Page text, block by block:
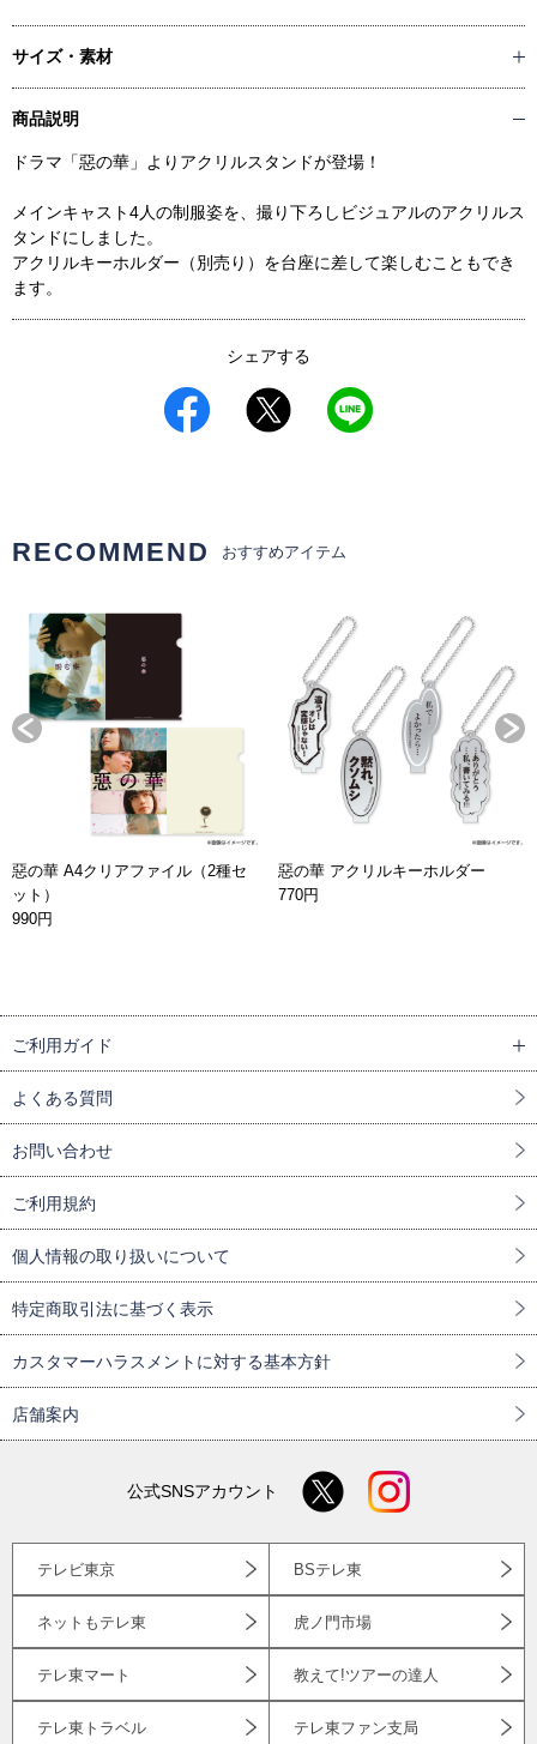
サイズ・素材
商品説明
ドラマ「惡の華」よりアクリルスタンドが登場！
メインキャスト4人の制服姿を、撮り下ろしビジュアルのアクリルス
タンドにしました。
アクリルキーホルダー（別売り）を台座に差して楽しむこともでき
ます。
シェアする
RECOMMEND おすすめアイテム
惡の華 A4クリアファイル（2種セ
ット）
990円
惡の華 アクリルキーホルダー
770円
ご利用ガイド
よくある質問
お問い合わせ
ご利用規約
個人情報の取り扱いについて
特定商取引法に基づく表示
カスタマーハラスメントに対する基本方針
店舗案内
公式SNSアカウント
テレビ東京 BSテレ東
ネットもテレ東 虎ノ門市場
テレ東マート 教えて!ツアーの達人
テレ東トラベル テレ東ファン支局